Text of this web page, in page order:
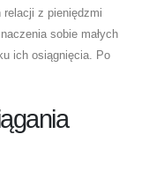
relacji z pieniędzmi
sobie małych
ich osiągnięcia. Po